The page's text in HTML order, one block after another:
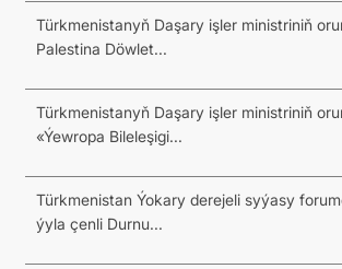
Türkmenistanyň Daşary işler ministriniň
Palestina Döwlet...
Türkmenistanyň Daşary işler ministriniň
«Ýewropa Bileleşigi...
Türkmenistan Ýokary derejeli syýasy
ýyla çenli Durnu...